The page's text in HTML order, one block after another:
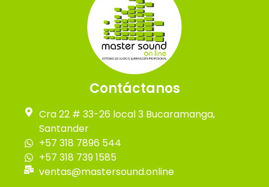
Contáctanos
Cra 22 # 33-26 local 3 Bucaramanga,
Santander
+57 318 7896 544
+57 318 739 1585
ventas@mastersound.online